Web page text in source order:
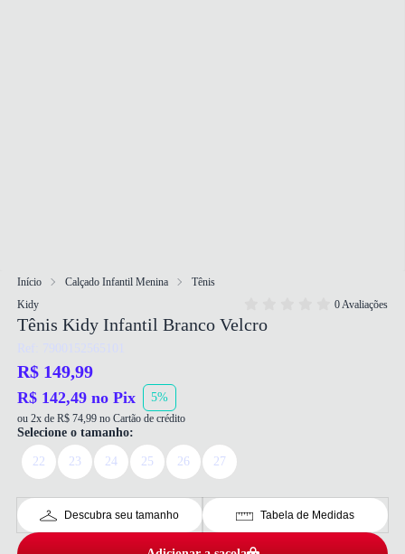
Início Calçado Infantil Menina
Tênis
Kidy
0 Avaliações
Tênis Kidy Infantil Branco Velcro
Ref: 7900152565101
R$ 149,99
R$ 142,49 no Pix 5%
ou 2x de R$ 74,99 no Cartão de crédito
Selecione o tamanho:
22 23 24 25 26 27
Descubra seu tamanho Tabela de Medidas